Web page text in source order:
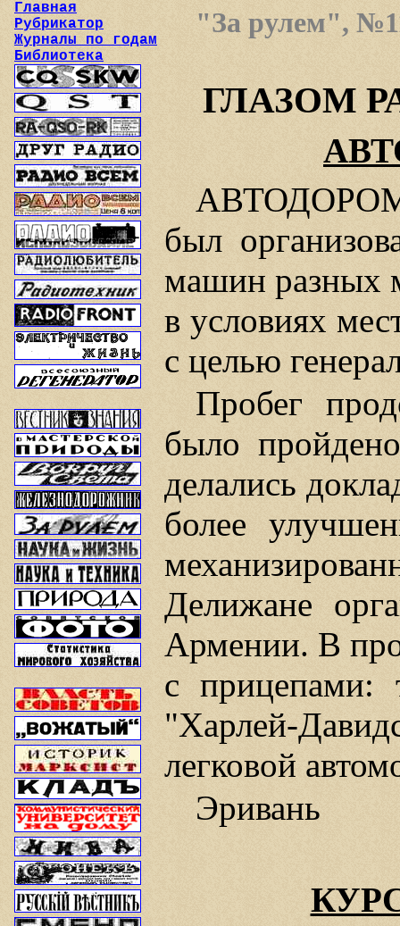
Главная
Рубрикатор
Журналы по годам
Библиотека
"За рулем",
ГЛАЗОМ
АВТОДОРОМ
был
машин разных
в условиях
с целью
Пробег
было
делались
более
Делижане
Армении. В
с прицепами:
"Харлей-
легковой
Эривань